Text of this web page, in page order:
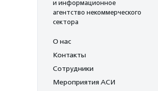
и информационное
агентство некоммерческого
сектора
О нас
Контакты
Сотрудники
Мероприятия АСИ